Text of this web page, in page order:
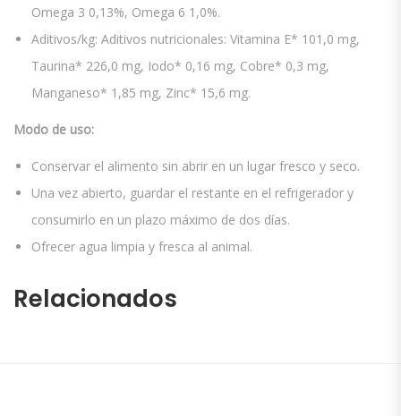
Omega 3 0,13%, Omega 6 1,0%.
Aditivos/kg: Aditivos nutricionales: Vitamina E* 101,0 mg,
Taurina* 226,0 mg, Iodo* 0,16 mg, Cobre* 0,3 mg,
Manganeso* 1,85 mg, Zinc* 15,6 mg.
Modo de uso:
Conservar el alimento sin abrir en un lugar fresco y seco.
Una vez abierto, guardar el restante en el refrigerador y
consumirlo en un plazo máximo de dos días.
Ofrecer agua limpia y fresca al animal.
Relacionados